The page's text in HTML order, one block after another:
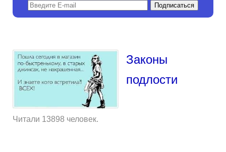
Читали 13898 человек.
Законы
подлости